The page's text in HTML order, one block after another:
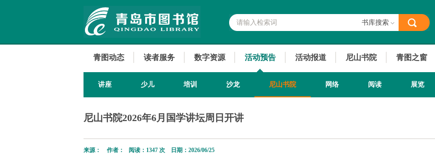
书库搜索
青图动态 读者服务 数字资源 活动预告 活动报道 尼山书院 青图之窗
讲座 少儿 培训 沙龙 尼山书院 网络 阅读 展览
尼山书院2026年6月国学讲坛周日开讲
来源： 作者： 阅读： 1347 次 日期：2026/06/25